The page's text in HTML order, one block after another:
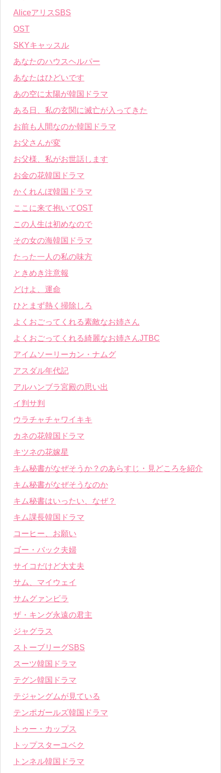
AliceアリスSBS
OST
SKYキャッスル
あなたのハウスヘルパー
あなたはひどいです
あの空に太陽が韓国ドラマ
ある日、私の玄関に滅亡が入ってきた
お前も人間なのか韓国ドラマ
お父さんが変
お父様、私がお世話します
お金の花韓国ドラマ
かくれんぼ韓国ドラマ
ここに来て抱いてOST
この人生は初めなので
その女の海韓国ドラマ
たった一人の私の味方
ときめき注意報
どけよ、運命
ひとまず熱く掃除しろ
よくおごってくれる素敵なお姉さん
よくおごってくれる綺麗なお姉さんJTBC
アイムソーリーカン・ナムグ
アスダル年代記
アルハンブラ宮殿の思い出
イ判サ判
ウラチャチャワイキキ
カネの花韓国ドラマ
キツネの花嫁星
キム秘書がなぜそうか？のあらすじ・見どころを紹介
キム秘書がなぜそうなのか
キム秘書はいったい、なぜ？
キム課長韓国ドラマ
コーヒー、お願い
ゴー・バック夫婦
サイコだけど大丈夫
サム、マイウェイ
サムグァンビラ
ザ・キング永遠の君主
ジャグラス
ストーブリーグSBS
スーツ韓国ドラマ
テグン韓国ドラマ
テジャングムが見ている
テンポガールズ韓国ドラマ
トゥー・カップス
トップスターユベク
トンネル韓国ドラマ